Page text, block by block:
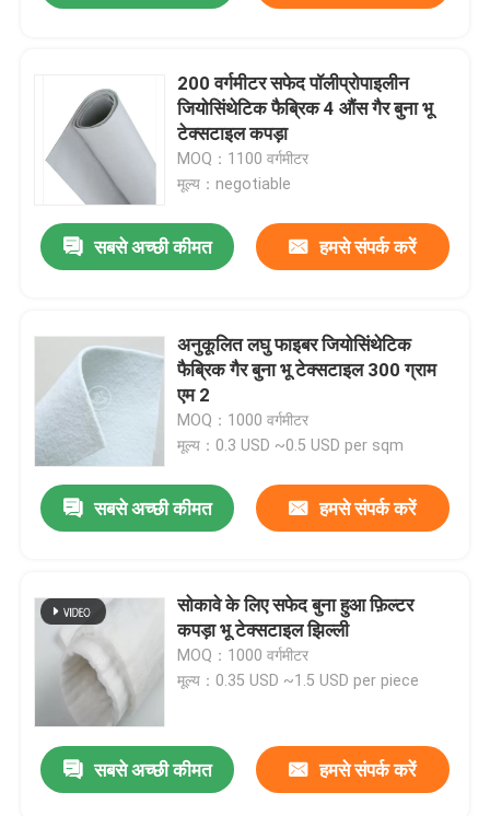
200 वर्गमीटर सफेद पॉलीप्रोपाइलीन
जियोसिंथेटिक फैब्रिक 4 औंस गैर बुना भू
टेक्सटाइल कपड़ा
MOQ：1100 वर्गमीटर
मूल्य：negotiable
सबसे अच्छी कीमत हमसे संपर्क करें
अनुकूलित लघु फाइबर जियोसिंथेटिक
फैब्रिक गैर बुना भू टेक्सटाइल 300 ग्राम
एम 2
MOQ：1000 वर्गमीटर
मूल्य：0.3 USD ~0.5 USD per sqm
सबसे अच्छी कीमत हमसे संपर्क करें
सोकावे के लिए सफेद बुना हुआ फ़िल्टर
कपड़ा भू टेक्सटाइल झिल्ली
MOQ：1000 वर्गमीटर
मूल्य：0.35 USD ~1.5 USD per piece
सबसे अच्छी कीमत हमसे संपर्क करें